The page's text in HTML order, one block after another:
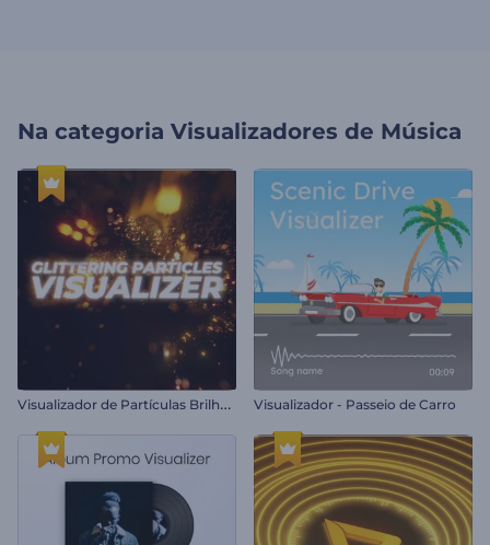
Na categoria Visualizadores de Música
V
isualizador de Partículas Brilhantes Visualizador - Passeio de Carro